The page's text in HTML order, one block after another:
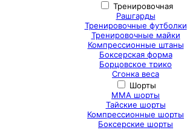
Тренировочная
Рашгарды
Тренировочные футболки
Тренировочные майки
Компрессионные штаны
Боксерская форма
Борцовское трико
Сгонка веса
Шорты
ММА шорты
Тайские шорты
Компрессионные шорты
Боксерские шорты